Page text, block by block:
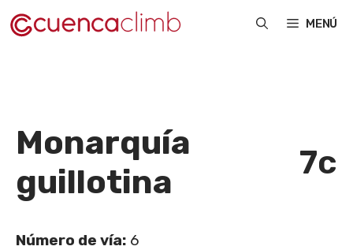
Saltar
al
MENÚ
Monarquía
guillotina
7c
Número de vía: 6